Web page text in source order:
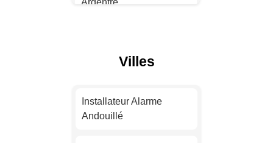
Installateur Alarme Lille
Installateur Alarme
Rennes
Argentré
Meslay-du-Maine
Villes
Installateur Alarme
Andouillé